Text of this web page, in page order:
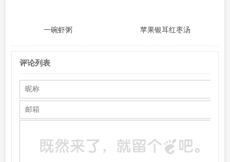
一碗虾粥 苹果银耳红枣汤
评论列表